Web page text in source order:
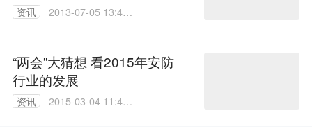
资讯
2013-07-05 13:40:
“两会”大猜想 看2015年安防
行业的发展
资讯
2015-03-04 11:48: